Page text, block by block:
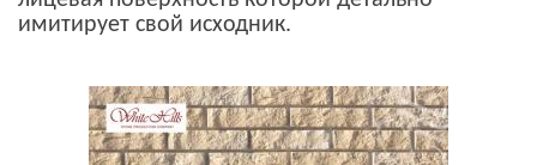
имитирует свой исходник.